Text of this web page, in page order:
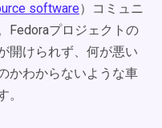
software）コミュニ
Fedoraプロジェクトの
開けられず、何が悪い
かわからないような車
。